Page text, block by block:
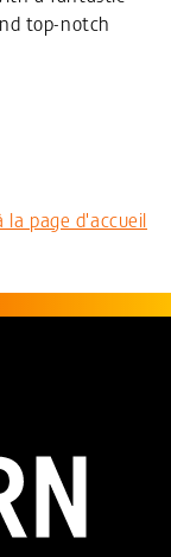
top-notch
la page d'accueil